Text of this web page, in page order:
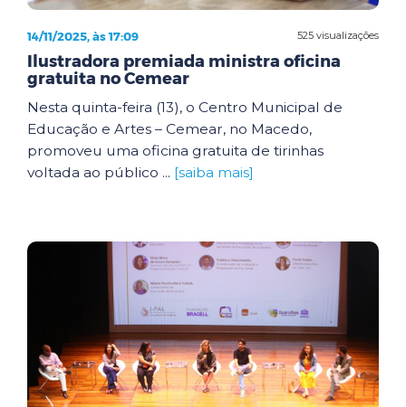
525 visualizações
14/11/2025, às 17:09
Ilustradora premiada ministra oficina
gratuita no Cemear
Nesta quinta-feira (13), o Centro Municipal de
Educação e Artes – Cemear, no Macedo,
promoveu uma oficina gratuita de tirinhas
voltada ao público ... [saiba mais]